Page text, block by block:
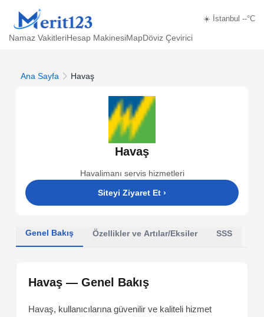
☀️ İstanbul --°C
Namaz VakitleriHesap MakinesiMapDöviz Çevirici
Ana Sayfa Havaş
Havaş
Havalimanı servis hizmetleri
Siteyi Ziyaret Et ›
Genel Bakış Özellikler ve Artılar/Eksiler SSS
Havaş — Genel Bakış
Havaş, kullanıcılarına güvenilir ve kaliteli hizmet